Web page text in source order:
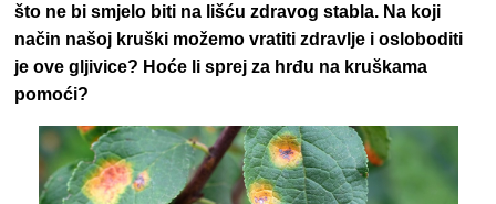
što ne bi smjelo biti na lišću zdravog stabla. Na koji
način našoj kruški možemo vratiti zdravlje i osloboditi
je ove gljivice? Hoće li sprej za hrđu na kruškama
pomoći?